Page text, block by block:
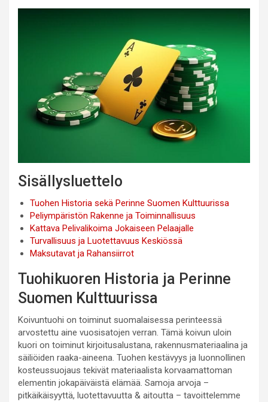
Sisällysluettelo
Tuohen Historia sekä Perinne Suomen Kulttuurissa
Peliympäristön Rakenne ja Toiminnallisuus
Kattava Pelivalikoima Jokaiseen Pelaajalle
Turvallisuus ja Luotettavuus Keskiössä
Maksutavat ja Rahansiirrot
Tuohikuoren Historia ja Perinne
Suomen Kulttuurissa
Koivuntuohi on toiminut suomalaisessa perinteessä
arvostettu aine vuosisatojen verran. Tämä koivun uloin
kuori on toiminut kirjoitusalustana, rakennusmateriaalina ja
säiliöiden raaka-aineena. Tuohen kestävyys ja luonnollinen
kosteussuojaus tekivät materiaalista korvaamattoman
elementin jokapäiväistä elämää. Samoja arvoja –
pitkäikäisyyttä, luotettavuutta & aitoutta – tavoittelemme